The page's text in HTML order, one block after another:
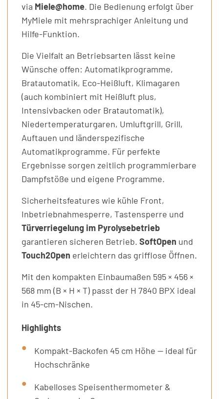
via Miele@home. Die Bedienung erfolgt über
MyMiele mit mehrsprachiger Anleitung und
Hilfe-Funktion.
Die Vielfalt an Betriebsarten lässt keine
Wünsche offen: Automatikprogramme,
Bratautomatik, Eco-Heißluft, Klimagaren
(auch kombiniert mit Heißluft plus,
Intensivbacken oder Bratautomatik),
Niedertemperaturgaren, Umluftgrill, Grill,
Auftauen und länderspezifische
Automatikprogramme. Für perfekte
Ergebnisse sorgen zeitlich programmierbare
Dampfstöße und eigene Programme.
Sicherheitsfeatures wie kühle Front,
Inbetriebnahmesperre, Tastensperre und
Türverriegelung im Pyrolysebetrieb
garantieren sicheren Betrieb. SoftOpen und
Touch2Open erleichtern das grifflose Öffnen.
Mit den kompakten Einbaumaßen 595 × 456 ×
568 mm (B × H × T) passt der H 7840 BPX ideal
in 45-cm-Nischen.
Highlights
Kompakt-Backofen 45 cm Höhe — ideal für
Hochschränke
Kabelloses Speisenthermometer &